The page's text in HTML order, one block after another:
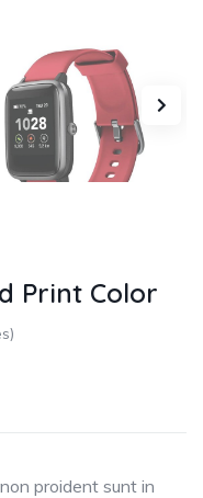
Print Color
proident sunt in